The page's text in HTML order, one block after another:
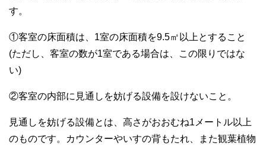
す。
①客室の床面積は、1室の床面積を9.5㎡以上とすること
(ただし、客室の数が1室である場合は、この限りではな
い)
②客室の内部に見通しを妨げる設備を設けないこと。
見通しを妨げる設備とは、高さがおおむね1メートル以上
のものです。カウンターやいすの背もたれ、また観葉植物